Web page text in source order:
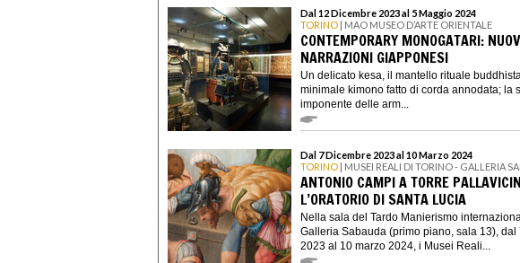
Dal 12 Dicembre 2023 al 5 Maggio 2024
TORINO | MAO MUSEO D’ARTE ORIENTALE
CONTEMPORARY MONOGATARI:
NARRAZIONI GIAPPONESI
Un delicato kesa, il mantello rituale
minimale kimono fatto di corda annodata; la
imponente delle arm...
Dal 7 Dicembre 2023 al 10 Marzo 2024
TORINO | MUSEI REALI DI TORINO - GALLERIA
ANTONIO CAMPI A TORRE
L’ORATORIO DI SANTA LUCIA
Nella sala del Tardo Manierismo
Galleria Sabauda (primo piano, sala 13), dal
2023 al 10 marzo 2024, i Musei Reali...